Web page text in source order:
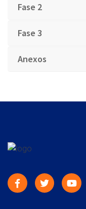
Fase 2
Fase 3
Anexos